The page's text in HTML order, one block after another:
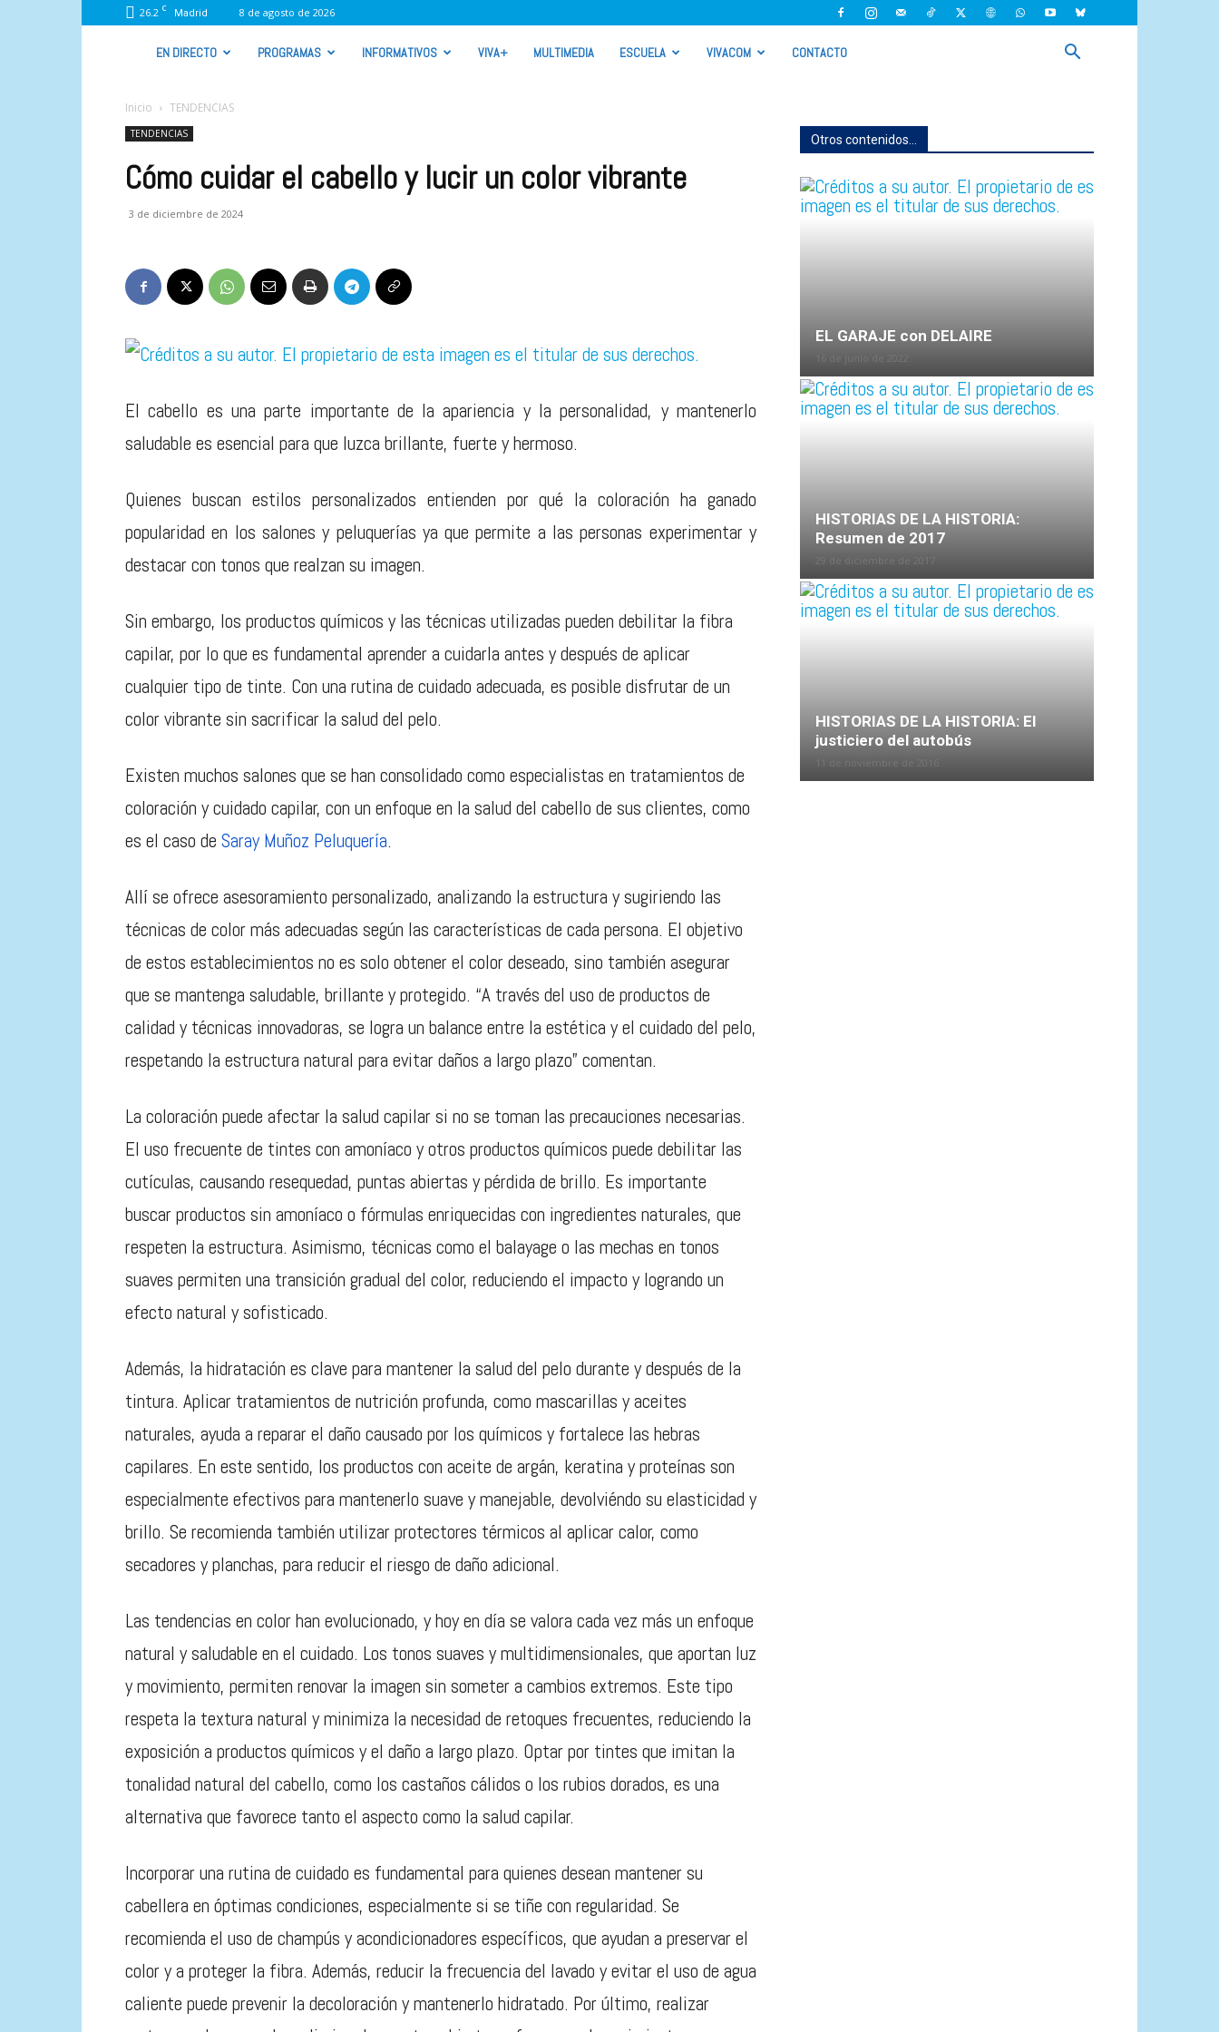
26.2 C Madrid 8 de agosto de 2026
VIVA
RADIO
EN DIRECTO PROGRAMAS INFORMATIVOS VIVA+ MULTIMEDIA ESCUELA VIVACOM CONTACTO
Inicio TENDENCIAS
TENDENCIAS
Cómo cuidar el cabello y lucir un color vibrante
3 de diciembre de 2024
El cabello es una parte importante de la apariencia y la personalidad, y mantenerlo
saludable es esencial para que luzca brillante, fuerte y hermoso.
Quienes buscan estilos personalizados entienden por qué la coloración ha ganado
popularidad en los salones y peluquerías ya que permite a las personas experimentar y
destacar con tonos que realzan su imagen.
Sin embargo, los productos químicos y las técnicas utilizadas pueden debilitar la fibra
capilar, por lo que es fundamental aprender a cuidarla antes y después de aplicar
cualquier tipo de tinte. Con una rutina de cuidado adecuada, es posible disfrutar de un
color vibrante sin sacrificar la salud del pelo.
Existen muchos salones que se han consolidado como especialistas en tratamientos de
coloración y cuidado capilar, con un enfoque en la salud del cabello de sus clientes, como
es el caso de Saray Muñoz Peluquería.
Allí se ofrece asesoramiento personalizado, analizando la estructura y sugiriendo las
técnicas de color más adecuadas según las características de cada persona. El objetivo
de estos establecimientos no es solo obtener el color deseado, sino también asegurar
que se mantenga saludable, brillante y protegido. “A través del uso de productos de
calidad y técnicas innovadoras, se logra un balance entre la estética y el cuidado del pelo,
respetando la estructura natural para evitar daños a largo plazo” comentan.
La coloración puede afectar la salud capilar si no se toman las precauciones necesarias.
El uso frecuente de tintes con amoníaco y otros productos químicos puede debilitar las
cutículas, causando resequedad, puntas abiertas y pérdida de brillo. Es importante
buscar productos sin amoníaco o fórmulas enriquecidas con ingredientes naturales, que
respeten la estructura. Asimismo, técnicas como el balayage o las mechas en tonos
suaves permiten una transición gradual del color, reduciendo el impacto y logrando un
efecto natural y sofisticado.
Además, la hidratación es clave para mantener la salud del pelo durante y después de la
tintura. Aplicar tratamientos de nutrición profunda, como mascarillas y aceites
naturales, ayuda a reparar el daño causado por los químicos y fortalece las hebras
capilares. En este sentido, los productos con aceite de argán, keratina y proteínas son
especialmente efectivos para mantenerlo suave y manejable, devolviéndo su elasticidad y
brillo. Se recomienda también utilizar protectores térmicos al aplicar calor, como
secadores y planchas, para reducir el riesgo de daño adicional.
Las tendencias en color han evolucionado, y hoy en día se valora cada vez más un enfoque
natural y saludable en el cuidado. Los tonos suaves y multidimensionales, que aportan luz
y movimiento, permiten renovar la imagen sin someter a cambios extremos. Este tipo
respeta la textura natural y minimiza la necesidad de retoques frecuentes, reduciendo la
exposición a productos químicos y el daño a largo plazo. Optar por tintes que imitan la
tonalidad natural del cabello, como los castaños cálidos o los rubios dorados, es una
alternativa que favorece tanto el aspecto como la salud capilar.
Incorporar una rutina de cuidado es fundamental para quienes desean mantener su
cabellera en óptimas condiciones, especialmente si se tiñe con regularidad. Se
recomienda el uso de champús y acondicionadores específicos, que ayudan a preservar el
color y a proteger la fibra. Además, reducir la frecuencia del lavado y evitar el uso de agua
caliente puede prevenir la decoloración y mantenerlo hidratado. Por último, realizar
Otros contenidos...
EL GARAJE con DELAIRE
HISTORIAS DE LA HISTORIA:
Resumen de 2017
29 de diciembre de 2017
HISTORIAS DE LA HISTORIA: El
justiciero del autobús